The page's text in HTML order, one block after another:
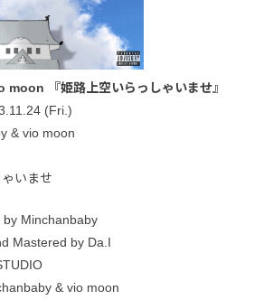
『姫路上空いらっしゃいませ』
(Fri.)
& vio moon
いませ
by Minchanbaby
Mastered by Da.I
& vio moon